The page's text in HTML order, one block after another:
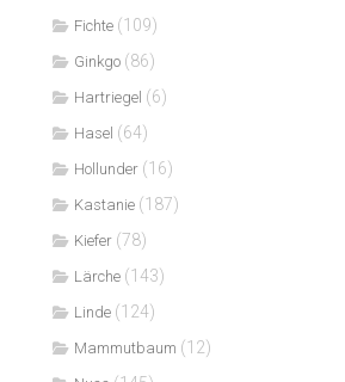
Fichte (109)
Ginkgo (86)
Hartriegel (6)
Hasel (64)
Hollunder (16)
Kastanie (187)
Kiefer (78)
Lärche (143)
Linde (124)
Mammutbaum (12)